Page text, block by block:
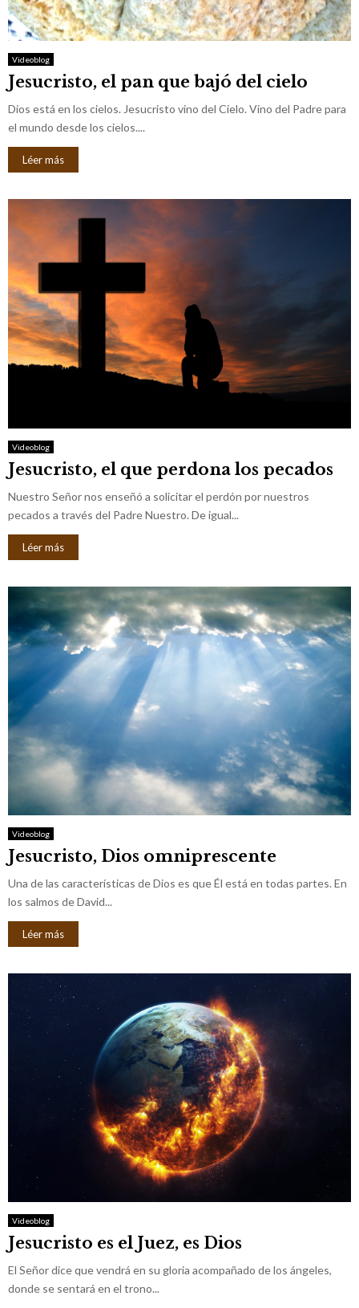
E
N
U
Videoblog
Jesucristo, el pan que bajó del cielo
Dios está en los cielos. Jesucristo vino del Cielo. Vino del Padre para
el mundo desde los cielos....
Léer más
Videoblog
Jesucristo, el que perdona los pecados
Nuestro Señor nos enseñó a solicitar el perdón por nuestros
pecados a través del Padre Nuestro. De igual...
Léer más
Videoblog
Jesucristo, Dios omniprescente
Una de las características de Dios es que Él está en todas partes. En
los salmos de David...
Léer más
Videoblog
Jesucristo es el Juez, es Dios
El Señor dice que vendrá en su gloria acompañado de los ángeles,
donde se sentará en el trono...